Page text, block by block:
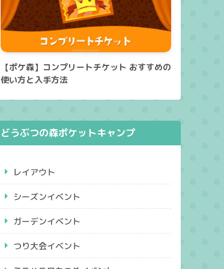
【ポケ森】コンプリートチケット おすすめの
使い方と入手方法
どうぶつの森ポケットキャンプ
レイアウト
シーズンイベント
ガーデンイベント
つり大会イベント